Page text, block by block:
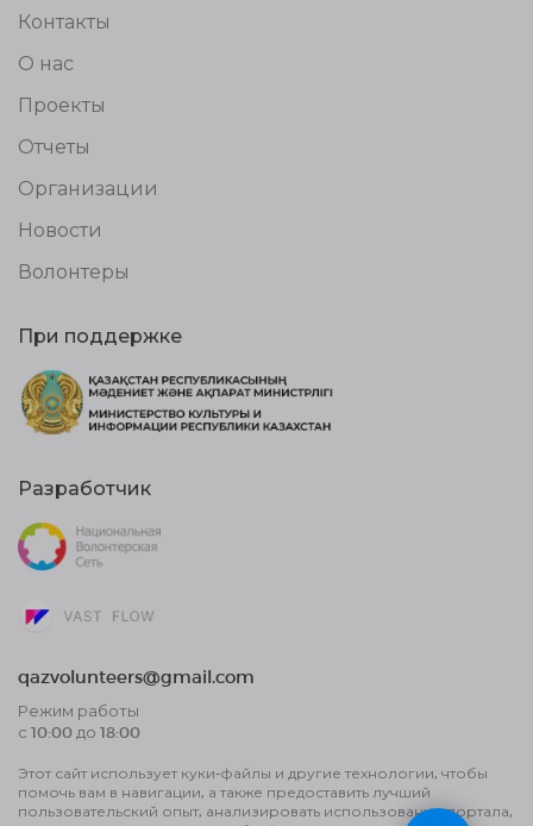
Контакты
О нас
Проекты
Отчеты
Организации
Новости
Волонтеры
При поддержке
Разработчик
qazvolunteers@gmail.com
Режим работы
с 10:00 до 18:00
Договор публичной оферты
Пользовательское соглашение об
Этот сайт использует куки-файлы и другие технологии, чтобы
помочь вам в навигации, а также предоставить лучший
пользовательский опыт, анализировать использование портала,